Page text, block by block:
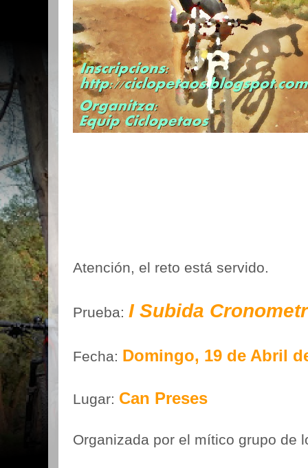
Atención, el reto está servido.
Prueba: I Subida
Fecha: Domingo, 19 de Abril
Lugar: Can Preses
Organizada por el mítico grupo de